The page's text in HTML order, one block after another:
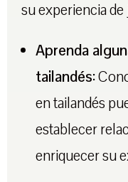
su experiencia
Aprenda
tailandés:
en tailandés
establecer
enriquecer su